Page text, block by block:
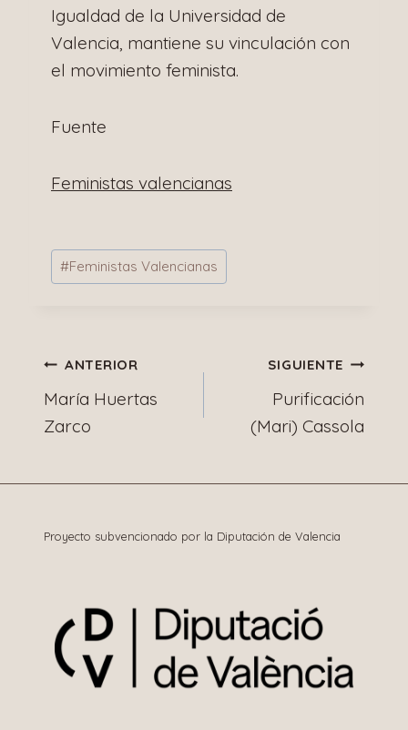
Igualdad de la Universidad de
Valencia, mantiene su vinculación con
el movimiento feminista.
Fuente
Feministas valencianas
Etiquetas
de
#Feministas Valencianas
Navegación
de
ANTERIOR
María Huertas
Zarco
SIGUIENTE
Purificación
(Mari) Cassola
Proyecto subvencionado por la Diputación de Valencia